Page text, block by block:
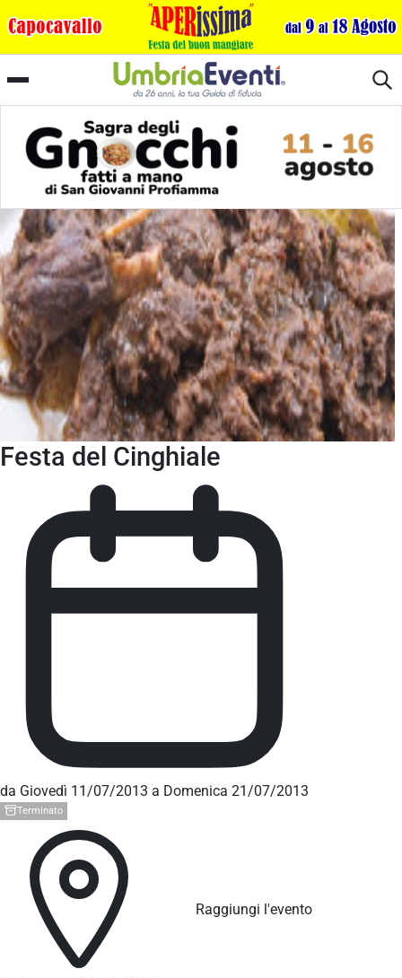
Festa del Cinghiale
da Giovedì 11/07/2013 a Domenica 21/07/2013
Terminato
Raggiungi l'evento